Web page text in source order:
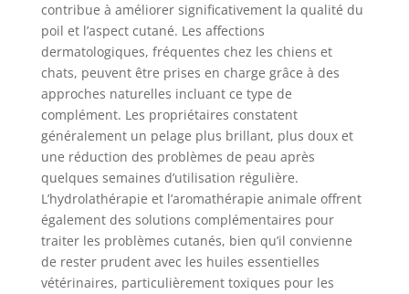
contribue à améliorer significativement la qualité du
poil et l’aspect cutané. Les affections
dermatologiques, fréquentes chez les chiens et
chats, peuvent être prises en charge grâce à des
approches naturelles incluant ce type de
complément. Les propriétaires constatent
généralement un pelage plus brillant, plus doux et
une réduction des problèmes de peau après
quelques semaines d’utilisation régulière.
L’hydrolathérapie et l’aromathérapie animale offrent
également des solutions complémentaires pour
traiter les problèmes cutanés, bien qu’il convienne
de rester prudent avec les huiles essentielles
vétérinaires, particulièrement toxiques pour les